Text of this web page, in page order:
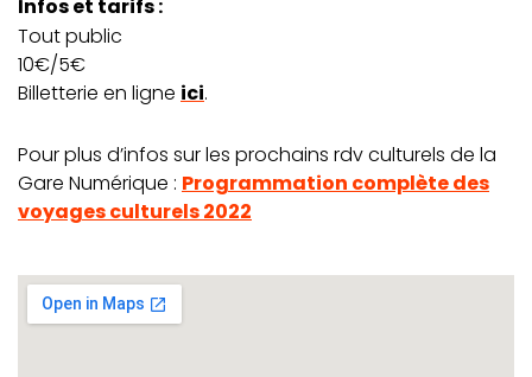
Infos et tarifs :
Tout public
10€/5€
Billetterie en ligne ici.
Pour plus d’infos sur les prochains rdv culturels de la
Gare Numérique : Programmation complète des
voyages culturels 2022